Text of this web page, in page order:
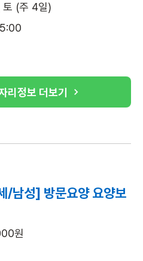
(주 4일)
리정보 더보기
남성] 방문요양 요양보
원